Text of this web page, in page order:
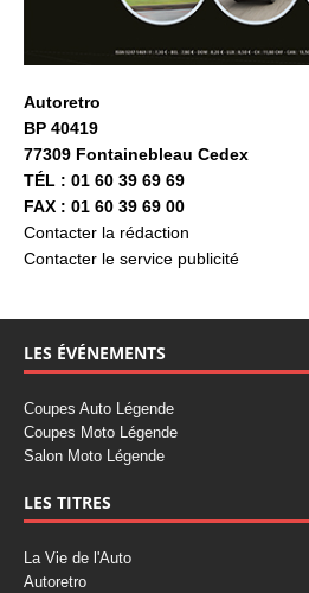
Autoretro
BP 40419
77309 Fontainebleau Cedex
TÉL : 01 60 39 69 69
FAX : 01 60 39 69 00
Contacter la rédaction
Contacter le service publicité
LES ÉVÉNEMENTS
Coupes Auto Légende
Coupes Moto Légende
Salon Moto Légende
LES TITRES
La Vie de l'Auto
Autoretro